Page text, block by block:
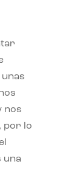
nos
por lo
una